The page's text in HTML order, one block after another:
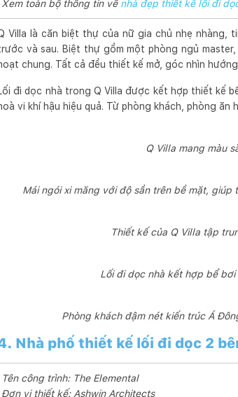
Xem toàn bộ thông tin vềnhà đẹp thiết kế lối đi
Villa là căn biệt thự của nữ gia chủ nhẹ nhàng,
và sau. Biệt thự gồm một phòng ngủ
chung. Tất cả đều thiết kế mở, góc nhìn
đi dọc nhà trong Q Villa được kết hợp thiết kế
vi khí hậu hiệu quả. Từ phòng khách, phòng
Q Villa mang màu
Mái ngói xi măng với độ sần trên bề mặt,
Thiết kế của Q Villa tập
Lối đi dọc nhà kết hợp bể
Phòng khách đậm nét kiến trúc Á
Nhà phố thiết kế lối đi dọc 2
Tên công trình: The Elemental
Đơn vị thiết kế: Ashwin Architects